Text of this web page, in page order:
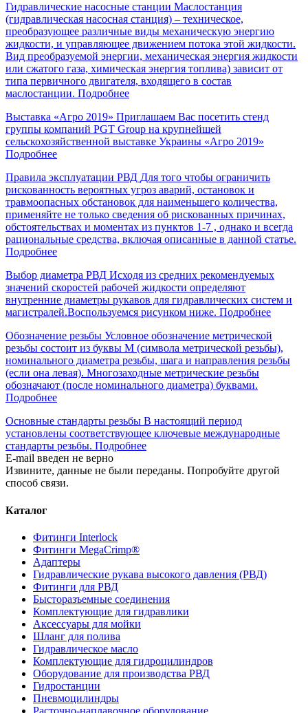
Гидравлические насосные станции Маслостанция
(гидравлическая насосная станция) – техническое,
преобразующее различные виды механическую энергию
жидкости, и управляющее движением потока этой жидкости.
Вид преобразуемой энергии, механическая энергия жидкости
или сжатого газа, химическая энергия топлива) зависит от
типа первичного двигателя, входящего в состав
маслостанции. Подробнее
Выставка «Агро 2019» Приглашаем Вас посетить стенд
группы компаний PGT Group на крупнейшей
сельскохозяйственной выставке Украины «Агро 2019»
Подробнее
Правила эксплуатации РВД Для того чтобы ограничить
рискованность вероятных угроз аварий, остановок и
травмоопасных обстановок для наименьшего количества,
применяйте не только сведения об рискованных причинах,
обстоятельствах и моментах из пунктов 1-7 , однако и всегда
рациональные средства, включая описанные в данной статье.
Подробнее
Выбор диаметра РВД Исходя из средних рекомендуемых
значений скоростей рабочей жидкости определяют
внутренние диаметры рукавов для гидравлических систем и
магистралей.Воспользуемся рисунком ниже. Подробнее
Обозначение резьбы Условное обозначение метрической
резьбы состоит из буквы М (символа метрической резьбы),
номинального диаметра резьбы, шага и направления резьбы
(если она левая). Многозаходные метрические резьбы
обозначают (после номинального диаметра) буквами.
Подробнее
Основные стандарты резьбы В настоящий период
установлены соответствующее ключевые международные
стандарты резьбы. Подробнее
E-mail введен не верно
Извините, данные не были переданы. Попробуйте другой
способ связи.
Каталог
Фитинги Interlock
Фитинги MegaCrimp®
Адаптеры
Гидравлические рукава высокого давления (РВД)
Фитинги для РВД
Бысторазъемные соединения
Комплектующие для гидравлики
Аксессуары для мойки
Шланг для полива
Гидравлическое масло
Комплектующие для гидроцилиндров
Оборудование для производства РВД
Гидростанции
Пневмоцилиндры
Расточно-наплавочное оборудование